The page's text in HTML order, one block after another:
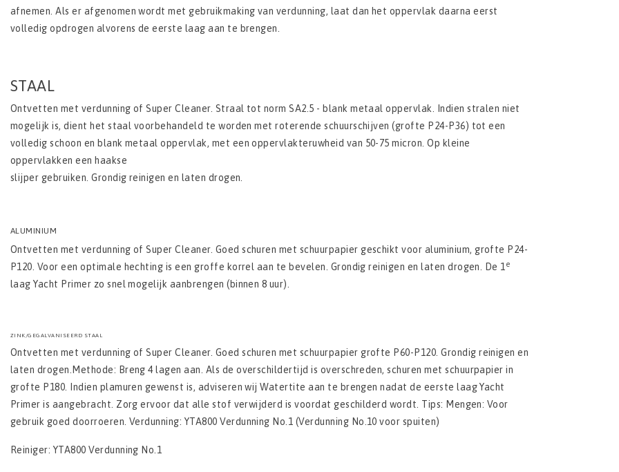
afnemen. Als er afgenomen wordt met gebruikmaking van verdunning, laat dan het oppervlak daarna eerst
volledig opdrogen alvorens de eerste laag aan te brengen.
STAAL
Ontvetten met verdunning of Super Cleaner. Straal tot norm SA2.5 - blank metaal oppervlak. Indien stralen niet
mogelijk is, dient het staal voorbehandeld te worden met roterende schuurschijven (grofte P24-P36) tot een
volledig schoon en blank metaal oppervlak, met een oppervlakteruwheid van 50-75 micron. Op kleine
oppervlakken een haakse
slijper gebruiken. Grondig reinigen en laten drogen.
ALUMINIUM
Ontvetten met verdunning of Super Cleaner. Goed schuren met schuurpapier geschikt voor aluminium, grofte P24-
P120. Voor een optimale hechting is een groffe korrel aan te bevelen. Grondig reinigen en laten drogen. De 1e
laag Yacht Primer zo snel mogelijk aanbrengen (binnen 8 uur).
ZINK/GEGALVANISEERD STAAL
Ontvetten met verdunning of Super Cleaner. Goed schuren met schuurpapier grofte P60-P120. Grondig reinigen en
laten drogen.Methode: Breng 4 lagen aan. Als de overschildertijd is overschreden, schuren met schuurpapier in
grofte P180. Indien plamuren gewenst is, adviseren wij Watertite aan te brengen nadat de eerste laag Yacht
Primer is aangebracht. Zorg ervoor dat alle stof verwijderd is voordat geschilderd wordt. Tips: Mengen: Voor
gebruik goed doorroeren. Verdunning: YTA800 Verdunning No.1 (Verdunning No.10 voor spuiten)
Reiniger: YTA800 Verdunning No.1